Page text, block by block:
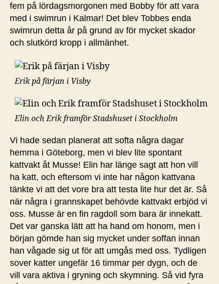
fem på lördagsmorgonen med Bobby för att vara
med i swimrun i Kalmar! Det blev Tobbes enda
swimrun detta år på grund av för mycket skador
och slutkörd kropp i allmänhet.
Erik på färjan i Visby
Elin och Erik framför Stadshuset i Stockholm
Vi hade sedan planerat att softa några dagar
hemma i Göteborg, men vi blev lite spontant
kattvakt åt Musse! Elin har länge sagt att hon vill
ha katt, och eftersom vi inte har någon kattvana
tänkte vi att det vore bra att testa lite hur det är. Så
när några i grannskapet behövde kattvakt erbjöd vi
oss. Musse är en fin ragdoll som bara är innekatt.
Det var ganska lätt att ha hand om honom, men i
början gömde han sig mycket under soffan innan
han vågade sig ut för att umgås med oss. Tydligen
sover katter ungefär 16 timmar per dygn, och de
vill vara aktiva i gryning och skymning. Så vid fyra